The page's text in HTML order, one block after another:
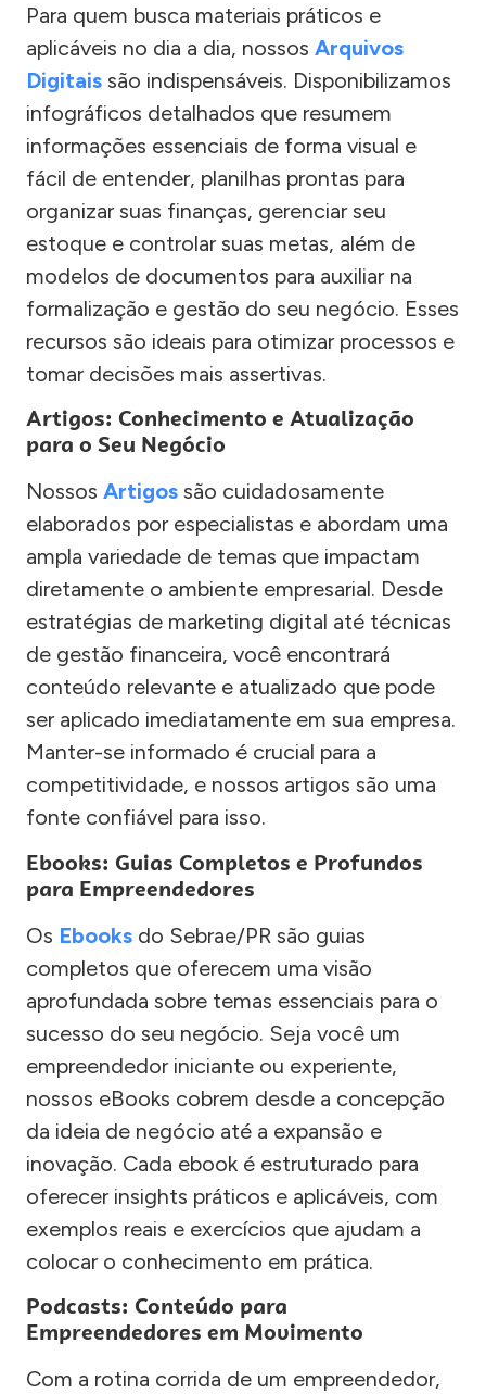
Para quem busca materiais práticos e
aplicáveis no dia a dia, nossos Arquivos
Digitais são indispensáveis. Disponibilizamos
infográficos detalhados que resumem
informações essenciais de forma visual e
fácil de entender, planilhas prontas para
organizar suas finanças, gerenciar seu
estoque e controlar suas metas, além de
modelos de documentos para auxiliar na
formalização e gestão do seu negócio. Esses
recursos são ideais para otimizar processos e
tomar decisões mais assertivas.
Artigos: Conhecimento e Atualização
para o Seu Negócio
Nossos Artigos são cuidadosamente
elaborados por especialistas e abordam uma
ampla variedade de temas que impactam
diretamente o ambiente empresarial. Desde
estratégias de marketing digital até técnicas
de gestão financeira, você encontrará
conteúdo relevante e atualizado que pode
ser aplicado imediatamente em sua empresa.
Manter-se informado é crucial para a
competitividade, e nossos artigos são uma
fonte confiável para isso.
Ebooks: Guias Completos e Profundos
para Empreendedores
Os Ebooks do Sebrae/PR são guias
completos que oferecem uma visão
aprofundada sobre temas essenciais para o
sucesso do seu negócio. Seja você um
empreendedor iniciante ou experiente,
nossos eBooks cobrem desde a concepção
da ideia de negócio até a expansão e
inovação. Cada ebook é estruturado para
oferecer insights práticos e aplicáveis, com
exemplos reais e exercícios que ajudam a
colocar o conhecimento em prática.
Podcasts: Conteúdo para
Empreendedores em Movimento
Com a rotina corrida de um empreendedor,